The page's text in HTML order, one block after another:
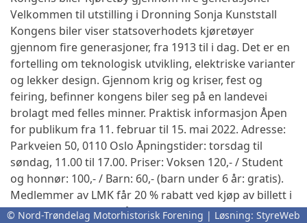
Velkommen til utstilling i Dronning Sonja Kunststall
Kongens biler viser statsoverhodets kjøretøyer
gjennom fire generasjoner, fra 1913 til i dag. Det er en
fortelling om teknologisk utvikling, elektriske varianter
og lekker design. Gjennom krig og kriser, fest og
feiring, befinner kongens biler seg på en landevei
brolagt med felles minner. Praktisk informasjon Åpen
for publikum fra 11. februar til 15. mai 2022. Adresse:
Parkveien 50, 0110 Oslo Åpningstider: torsdag til
søndag, 11.00 til 17.00. Priser: Voksen 120,- / Student
og honnør: 100,- / Barn: 60,- (barn under 6 år: gratis).
Medlemmer av LMK får 20 % rabatt ved kjøp av billett i
lokalet. Det blir mulig å prøvesitte kronprinsens Think
© Nord-Trøndelag Motorhistorisk Forening | Løsning: StyreWeb